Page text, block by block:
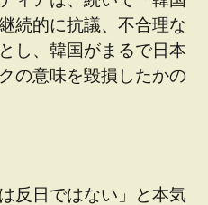
続的に抗議、不合理な
し、 韓国がまるで日本
の意味を毀損したかの
反日ではない」と本気